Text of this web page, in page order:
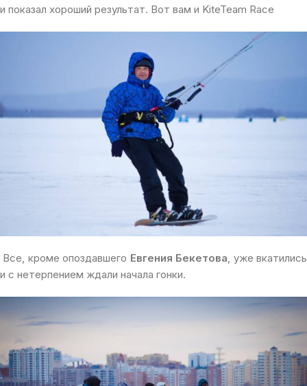
и показал хороший результат. Вот вам и KiteTeam Race
Все, кроме опоздавшего Евгения Бекетова, уже вкатились
и с нетерпением ждали начала гонки.